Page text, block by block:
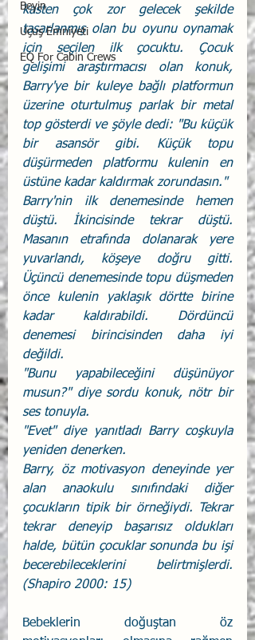
Beyin
Uçuş Emniyeti
EQ For Cabin Crews
kasten çok zor gelecek şekilde
tasarlanmış olan bu oyunu oynamak
için seçilen ilk çocuktu. Çocuk
gelişimi araştırmacısı olan konuk,
Barry'ye bir kuleye bağlı platformun
üzerine oturtulmuş parlak bir metal
top gösterdi ve şöyle dedi: "Bu küçük
bir asansör gibi. Küçük topu
düşürmeden platformu kulenin en
üstüne kadar kaldırmak zorundasın."
Barry'nin ilk denemesinde hemen
düştü. İkincisinde tekrar düştü.
Masanın etrafında dolanarak yere
yuvarlandı, köşeye doğru gitti.
Üçüncü denemesinde topu düşmeden
önce kulenin yaklaşık dörtte birine
kadar kaldırabildi. Dördüncü
denemesi birincisinden daha iyi
değildi.
"Bunu yapabileceğini düşünüyor
musun?" diye sordu konuk, nötr bir
ses tonuyla.
"Evet" diye yanıtladı Barry coşkuyla
yeniden denerken.
Barry, öz motivasyon deneyinde yer
alan anaokulu sınıfındaki diğer
çocukların tipik bir örneğiydi. Tekrar
tekrar deneyip başarısız oldukları
halde, bütün çocuklar sonunda bu işi
becerebileceklerini belirtmişlerdi.
(Shapiro 2000: 15)
Bebeklerin doğuştan öz